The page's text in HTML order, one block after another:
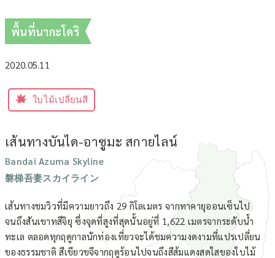
พื้นที่นากะโดริ
2020.05.11
ใบไม้เปลี่ยนสี
เส้นทางบันได-อาซูมะ สกายไลน์
Bandai Azuma Skyline
磐梯吾妻スカイライン
เส้นทางชมวิวที่มีความยาวถึง 29 กิโลเมตร จากทาคายุออนเซ็นไป
จนถึงสันเขาทสึจิยุ ซึ่งจุดที่สูงที่สุดนั้นอยู่ที่ 1,622 เมตรจากระดับน้ำ
ทะเล ตลอดทุกฤดูกาลนักท่องเที่ยวจะได้ชมความงดงามที่แปรเปลี่ยน
ของธรรมชาติ สีเขียวขจีจากฤดูร้อนไปจนถึงสีส้มแดงสดใสของใบไม้